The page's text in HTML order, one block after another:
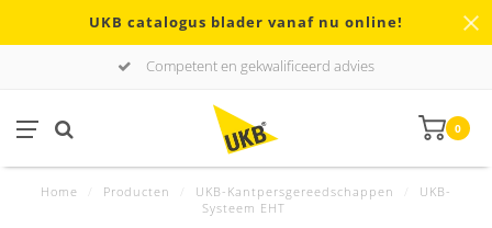
UKB catalogus blader vanaf nu online!
Competent en gekwalificeerd advies
0
Home Producten UKB-Kantpersgereedschappen
UKB-
Systeem EHT